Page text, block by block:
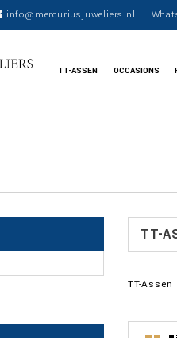
info@mercuriusjuweliers.nl
TT-ASSEN OCCASIONS
TT-
TT-Assen